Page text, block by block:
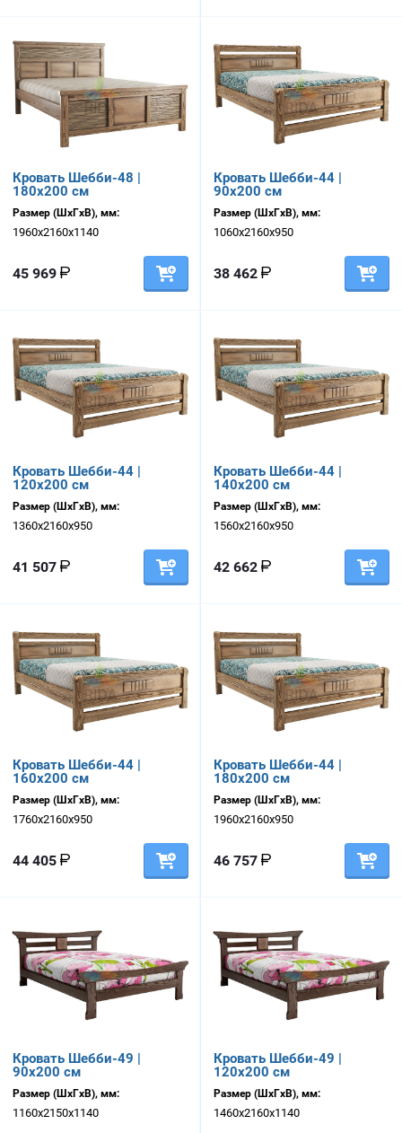
Кровать Шебби-48 |
180х200 см
Размер (ШхГхВ), мм:
1960х2160х1140
45 969
Кровать Шебби-44 |
90х200 см
Размер (ШхГхВ), мм:
1060х2160х950
38 462
Кровать Шебби-44 |
120х200 см
Размер (ШхГхВ), мм:
1360х2160х950
41 507
Кровать Шебби-44 |
140х200 см
Размер (ШхГхВ), мм:
1560х2160х950
42 662
Кровать Шебби-44 |
160х200 см
Размер (ШхГхВ), мм:
1760х2160х950
44 405
Кровать Шебби-44 |
180х200 см
Размер (ШхГхВ), мм:
1960х2160х950
46 757
Кровать Шебби-49 |
90х200 см
Размер (ШхГхВ), мм:
1160х2150х1140
Кровать Шебби-49 |
120х200 см
Размер (ШхГхВ), мм:
1460х2160х1140